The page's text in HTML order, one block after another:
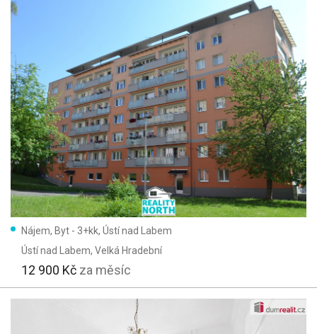
Nájem, Byt - 3+kk, Ústí nad Labem
Ústí nad Labem, Velká Hradební
12 900 Kč za měsíc